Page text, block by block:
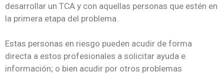
desarrollar un TCA y con aquellas personas que estén en
la primera etapa del problema.
Estas personas en riesgo pueden acudir de forma
directa a estos profesionales a solicitar ayuda e
información; o bien acudir por otros problemas